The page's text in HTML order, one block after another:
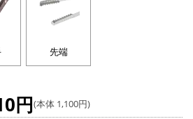
先端
円(本体 1,100円)